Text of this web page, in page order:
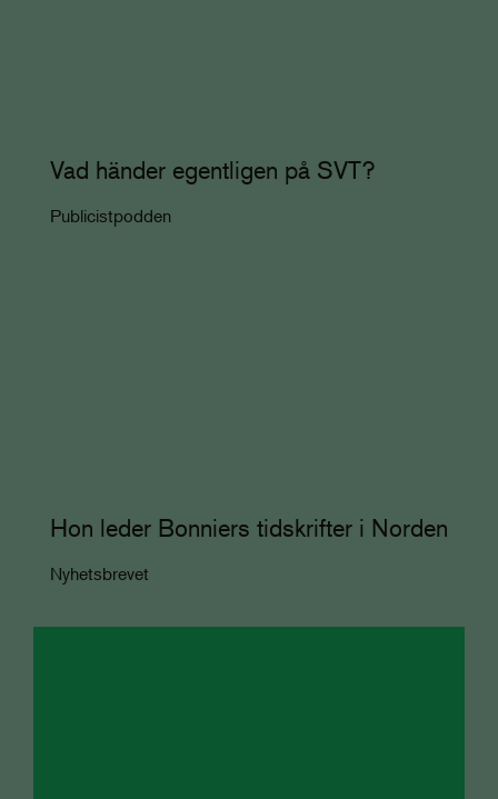
Vad händer egentligen på SVT?
Publicistpodden
Hon leder Bonniers tidskrifter i Norden
Nyhetsbrevet